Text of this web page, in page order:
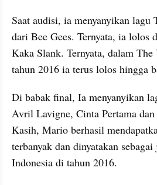
Saat audisi, ia menyanyikan lagu
dari Bee Gees. Ternyata, ia lolos
Kaka Slank. Ternyata, dalam
tahun 2016 ia terus lolos hingga
Di babak final, Ia menyanyikan
Avril Lavigne, Cinta Pertama
Kasih, Mario berhasil
terbanyak dan dinyatakan
Indonesia di tahun 2016.